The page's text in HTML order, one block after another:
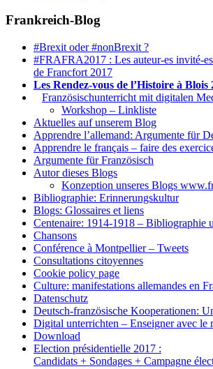
Frankreich-Blog
#Brexit oder #nonBrexit ?
#FRAFRA2017 : Les auteur-es invité-
de Francfort 2017
Les Rendez-vous de l’Histoire à Blois
Französischunterricht mit digitalen
Workshop – Linkliste
Aktuelles auf unserem Blog
Apprendre l’allemand: Argumente für
Apprendre le français – faire des
Argumente für Französisch
Autor dieses Blogs
Konzeption unseres Blogs
Bibliographie: Erinnerungskultur
Blogs: Glossaires et liens
Centenaire: 1914-1918 – Bibliographie
Chansons
Conférence à Montpellier – Tweets
Consultations citoyennes
Cookie policy page
Culture: manifestations allemandes en
Datenschutz
Deutsch-französische Kooperationen:
Digital unterrichten – Enseigner avec le
Download
Election présidentielle 2017 :
Candidats + Sondages + Campagne